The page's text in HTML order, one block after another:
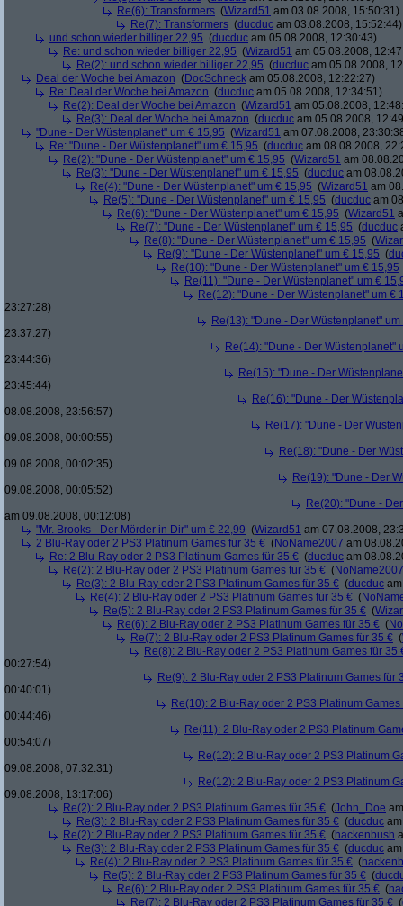
Re(6): Transformers (Wizard51 am 03.08.2008, 15:50:31)
Re(7): Transformers (ducduc am 03.08.2008, 15:52:44)
und schon wieder billiger 22,95 (ducduc am 05.08.2008, 12:30:43)
Re: und schon wieder billiger 22,95 (Wizard51 am 05.08.2008,
Re(2): und schon wieder billiger 22,95 (ducduc am 05.08.2008,
Deal der Woche bei Amazon (DocSchneck am 05.08.2008, 12:22:27)
Re: Deal der Woche bei Amazon (ducduc am 05.08.2008, 12:34:51)
Re(2): Deal der Woche bei Amazon (Wizard51 am 05.08.2008,
Re(3): Deal der Woche bei Amazon (ducduc am 05.08.2008,
"Dune - Der Wüstenplanet" um € 15,95 (Wizard51 am 07.08.2008,
Re: "Dune - Der Wüstenplanet" um € 15,95 (ducduc am 08.08.2008,
Re(2): "Dune - Der Wüstenplanet" um € 15,95 (Wizard51 am
Re(3): "Dune - Der Wüstenplanet" um € 15,95 (ducduc am
Re(4): "Dune - Der Wüstenplanet" um € 15,95 (Wizard51 am
Re(5): "Dune - Der Wüstenplanet" um € 15,95 (ducduc am
Re(6): "Dune - Der Wüstenplanet" um € 15,95 (Wizard51
Re(7): "Dune - Der Wüstenplanet" um € 15,95 (ducduc
Re(8): "Dune - Der Wüstenplanet" um € 15,95 (
Re(9): "Dune - Der Wüstenplanet" um € 15,95 (
Re(10): "Dune - Der Wüstenplanet" um € 15,95
Re(11): "Dune - Der Wüstenplanet" um €
Re(12): "Dune - Der Wüstenplanet" um €
23:27:28)
Re(13): "Dune - Der Wüstenplanet"
23:37:27)
Re(14): "Dune - Der Wüstenplanet"
23:44:36)
Re(15): "Dune - Der
23:45:44)
Re(16): "Dune - Der
08.08.2008, 23:56:57)
Re(17): "Dune - Der
09.08.2008, 00:00:55)
Re(18): "Dune - Der
09.08.2008, 00:02:35)
Re(19): "Dune - Der
09.08.2008, 00:05:52)
Re(20): "Dune -
am 09.08.2008, 00:12:08)
"Mr. Brooks - Der Mörder in Dir" um € 22,99 (Wizard51 am 07.08.2008,
2 Blu-Ray oder 2 PS3 Platinum Games für 35 € (NoName2007 am
Re: 2 Blu-Ray oder 2 PS3 Platinum Games für 35 € (ducduc am
Re(2): 2 Blu-Ray oder 2 PS3 Platinum Games für 35 € (NoName2007
Re(3): 2 Blu-Ray oder 2 PS3 Platinum Games für 35 € (ducduc
Re(4): 2 Blu-Ray oder 2 PS3 Platinum Games für 35 € (
Re(5): 2 Blu-Ray oder 2 PS3 Platinum Games für 35 € (
Re(6): 2 Blu-Ray oder 2 PS3 Platinum Games für 35 € (
Re(7): 2 Blu-Ray oder 2 PS3 Platinum Games für 35 € (
Re(8): 2 Blu-Ray oder 2 PS3 Platinum Games für 35
00:27:54)
Re(9): 2 Blu-Ray oder 2 PS3 Platinum Games für
00:40:01)
Re(10): 2 Blu-Ray oder 2 PS3 Platinum Games
00:44:46)
Re(11): 2 Blu-Ray oder 2 PS3 Platinum
00:54:07)
Re(12): 2 Blu-Ray oder 2 PS3 Platinum
09.08.2008, 07:32:31)
Re(12): 2 Blu-Ray oder 2 PS3 Platinum
09.08.2008, 13:17:06)
Re(2): 2 Blu-Ray oder 2 PS3 Platinum Games für 35 € (John_Doe
Re(3): 2 Blu-Ray oder 2 PS3 Platinum Games für 35 € (ducduc
Re(2): 2 Blu-Ray oder 2 PS3 Platinum Games für 35 € (hackenbush
Re(3): 2 Blu-Ray oder 2 PS3 Platinum Games für 35 € (ducduc
Re(4): 2 Blu-Ray oder 2 PS3 Platinum Games für 35 € (
Re(5): 2 Blu-Ray oder 2 PS3 Platinum Games für 35 € (
Re(6): 2 Blu-Ray oder 2 PS3 Platinum Games für 35 € (
Re(7): 2 Blu-Ray oder 2 PS3 Platinum Games für 35 € (